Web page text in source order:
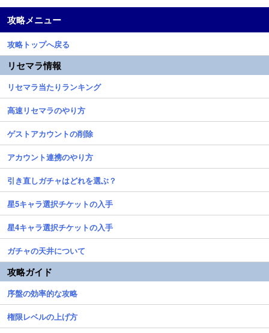
攻略メニュー
攻略トップへ戻る
リセマラ情報
リセマラ当たりランキング
高速リセマラのやり方
ゲストアカウントの削除
アカウント連携のやり方
引き直しガチャはどれを選ぶ？
星5キャラ選択チケットの入手
星4キャラ選択チケットの入手
ガチャの天井について
攻略ガイド
序盤の効率的な攻略
権限レベルの上げ方